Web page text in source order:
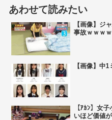
あわせて読みたい
【画像】ジ
事故ｗｗｗ
【画像】中
【ｱｶﾝ】女
いほど価値